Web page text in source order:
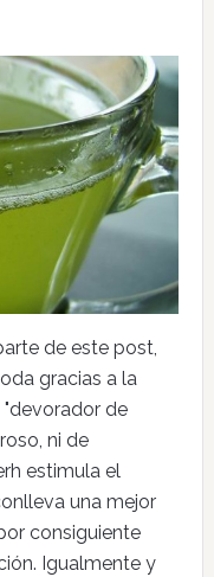
de este post,
gracias a la
de
ni de
estimula el
una mejor
consiguiente
Igualmente y